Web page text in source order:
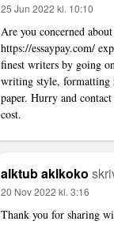
25 Jun 2022 kl. 10:10
Are you concerned
https://essaypay.com/
finest writers by going
writing style, formatting
paper. Hurry and contact
cost.
alktub aklkoko
20 Nov 2022 kl. 3:16
Thank you for sharing